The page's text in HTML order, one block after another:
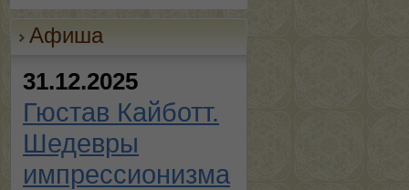
Афиша
31.12.2025
Гюстав Кайботт.
Шедевры
импрессионизма